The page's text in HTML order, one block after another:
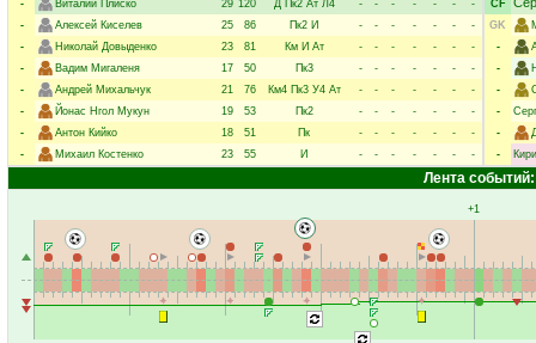
-
Виталий Плиско 29 120 Д Пк2 Ат Л4 - - - - - -
-
-
Алексей Киселев 25 86 Пк2 И - - - - - -
-
-
Николай Довыденко 23 81 Км И Ат - - - - - -
-
-
Вадим Мигаленя 17 50 Пк3 - - - - - -
-
-
Андрей Михальчук 21 76 Км4 Пк3 У4 Ат - - - - - -
-
-
Йонас Нгол Мукун 19 53 Пк2 - - - - - -
-
-
Антон Кийко 18 51 Пк - - - - - -
-
-
Михаил Костенко 23 55 И - - - - - - -
CF
GK
-
-
-
-
-
-
Лента событий:
+1